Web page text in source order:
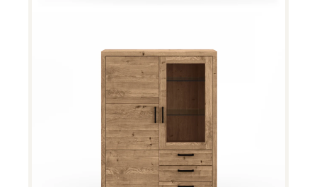
Woodstock Highboard 11585